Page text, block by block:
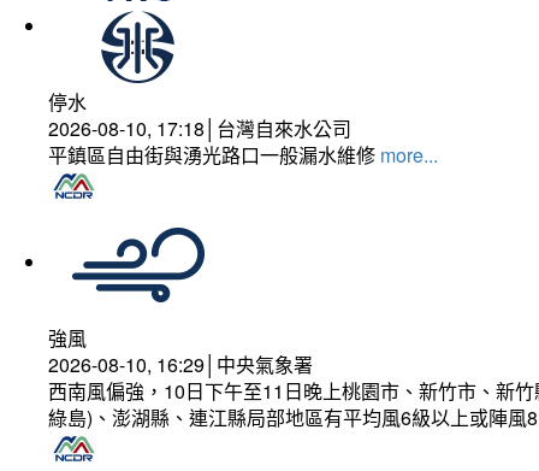
停水
2026-08-10, 17:18│台灣自來水公司
平鎮區自由街與湧光路口一般漏水維修 more...
強風
2026-08-10, 16:29│中央氣象署
西南風偏強，10日下午至11日晚上桃園市、新竹市、新
綠島)、澎湖縣、連江縣局部地區有平均風6級以上或陣